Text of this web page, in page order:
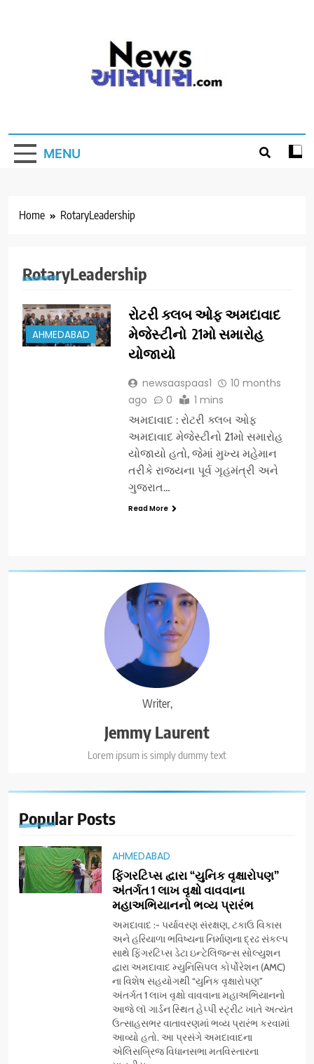
MENU
Home RotaryLeadership
Writer,
Jemmy Laurent
Lorem ipsum is simply dummy text
Popular Posts
AHMEDABAD
ફિંગરટિપ્સ દ્વારા “યુનિક વૃક્ષારોપણ”
અંતર્ગત 1 લાખ વૃક્ષો વાવવાના
મહાઅભિયાનનો ભવ્ય પ્રારંભ
અમદાવાદ :- પર્યાવરણ સંરક્ષણ, ટકાઉ વિકાસ
અને હરિયાળા ભવિષ્યના નિર્માણના દ્રઢ સંકલ્પ
સાથે ફિંગરટિપ્સ ડેટા ઇન્ટેલિજન્સ સોલ્યુશન
દ્વારા અમદાવાદ મ્યુનિસિપલ કોર્પોરેશન (AMC)
ના વિશેષ સહયોગથી “યુનિક વૃક્ષારોપણ”
અંતર્ગત 1 લાખ વૃક્ષો વાવવાના મહાઅભિયાનનો
આજે લૉ ગાર્ડન સ્થિત હેપ્પી સ્ટ્રીટ ખાતે અત્યંત
ઉત્સાહસભર વાતાવરણમાં ભવ્ય પ્રારંભ કરવામાં
આવ્યો હતો. આ પ્રસંગે અમદાવાદના
એલિસબ્રિજ વિધાનસભા મતવિસ્તારના
RotaryLeadership
AHMEDABAD
રોટરી ક્લબ ઓફ અમદાવાદ
મેજેસ્ટીનો 21મો સમારોહ
યોજાયો
newsaaspaas1
10 months
ago
0 1 mins
અમદાવાદ : રોટરી ક્લબ ઓફ
અમદાવાદ મેજેસ્ટીનો 21મો સમારોહ
યોજાયો હતો, જેમાં મુખ્ય મહેમાન
તરીકે રાજ્યના પૂર્વ ગૃહમંત્રી અને
ગુજરાત…
Read More